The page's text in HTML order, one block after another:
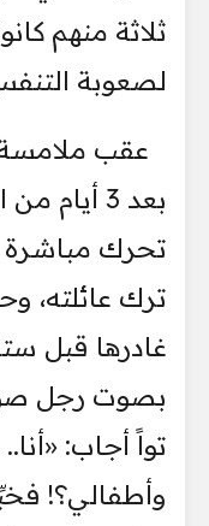
ثلاثة منهم
لصعوبة
عقب
بعد 3
تحرك
ترك عائلته،
غادرها قبل
بصوت رجل
تواً أجاب:
وأطفالي؟!